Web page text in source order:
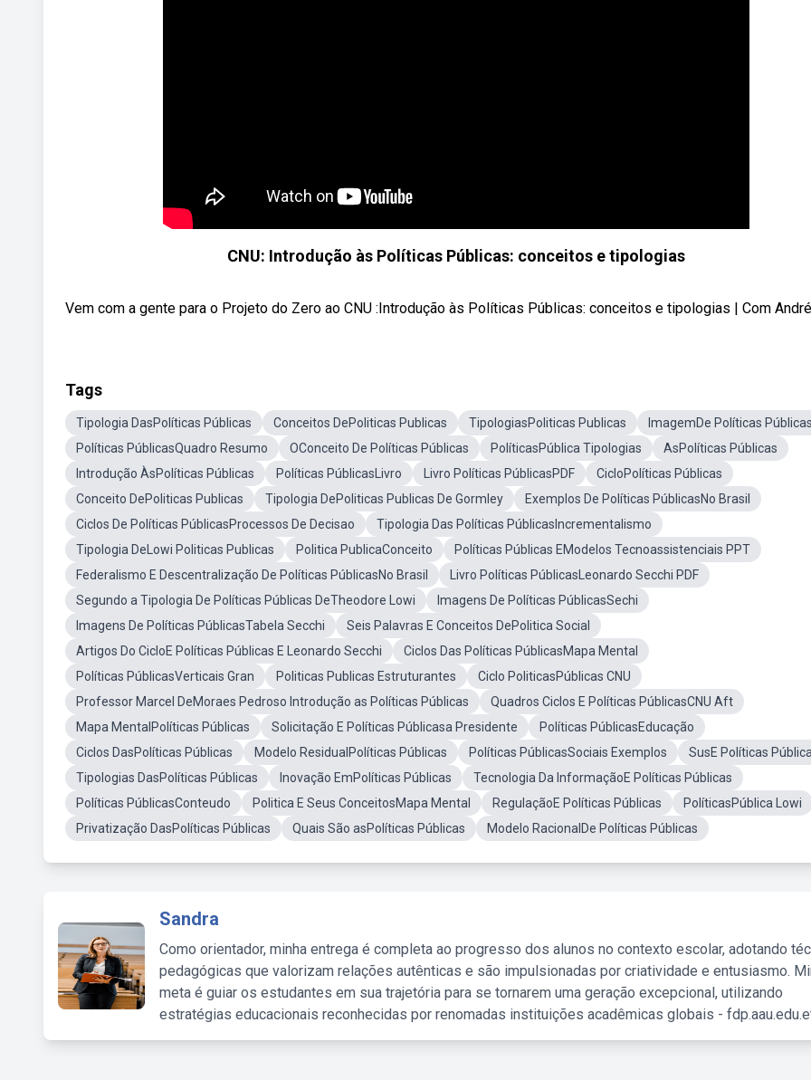
CNU: Introdução às Políticas Públicas: conceitos e tipologias
Vem com a gente para o Projeto do Zero ao CNU :Introdução às Políticas Públicas: conceitos e tipologias | Com André
Tags
Tipologia DasPolíticas Públicas Conceitos DePoliticas Publicas TipologiasPoliticas Publicas
ImagemDe Políticas
Políticas PúblicasQuadro Resumo
OConceito De Políticas Públicas PolíticasPública Tipologias
AsPolíticas Públicas
Introdução ÀsPolíticas Públicas
Políticas PúblicasLivro Livro Políticas PúblicasPDF
CicloPolíticas Públicas
Conceito DePoliticas Publicas
Tipologia DePoliticas Publicas De Gormley
Exemplos De Políticas PúblicasNo Brasil
Ciclos De Políticas PúblicasProcessos De Decisao
Tipologia Das Políticas PúblicasIncrementalismo
Tipologia DeLowi Politicas Publicas
Politica PublicaConceito
Políticas Públicas EModelos Tecnoassistenciais PPT
Federalismo E Descentralização De Políticas PúblicasNo Brasil
Livro Políticas PúblicasLeonardo Secchi PDF
Segundo a Tipologia De Políticas Públicas DeTheodore Lowi
Imagens De Políticas PúblicasSechi
Imagens De Políticas PúblicasTabela Secchi
Seis Palavras E Conceitos DePolitica Social
Artigos Do CicloE Políticas Públicas E Leonardo Secchi
Ciclos Das Políticas PúblicasMapa Mental
Políticas PúblicasVerticais Gran
Politicas Publicas Estruturantes
Ciclo PoliticasPúblicas CNU
Professor Marcel DeMoraes Pedroso Introdução as Políticas Públicas
Quadros Ciclos E Políticas PúblicasCNU Aft
Mapa MentalPolíticas Públicas
Solicitação E Políticas Públicasa Presidente
Políticas PúblicasEducação
Ciclos DasPolíticas Públicas
Modelo ResidualPolíticas Públicas Políticas PúblicasSociais Exemplos
SusE Políticas
Tipologias DasPolíticas Públicas
Inovação EmPolíticas Públicas
Tecnologia Da InformaçãoE Políticas Públicas
Políticas PúblicasConteudo
Politica E Seus ConceitosMapa Mental RegulaçãoE Políticas Públicas
PolíticasPública Lowi
Privatização DasPolíticas Públicas
Quais São asPolíticas Públicas Modelo RacionalDe Políticas Públicas
Sandra
Como orientador, minha entrega é completa ao progresso dos alunos no contexto escolar, adotando
pedagógicas que valorizam relações autênticas e são impulsionadas por criatividade e entusiasmo.
meta é guiar os estudantes em sua trajetória para se tornarem uma geração excepcional, utilizando
estratégias educacionais reconhecidas por renomadas instituições acadêmicas globais -